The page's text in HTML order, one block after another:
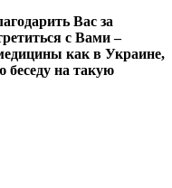
Вас за
с Вами –
как в Украине,
беседу на такую